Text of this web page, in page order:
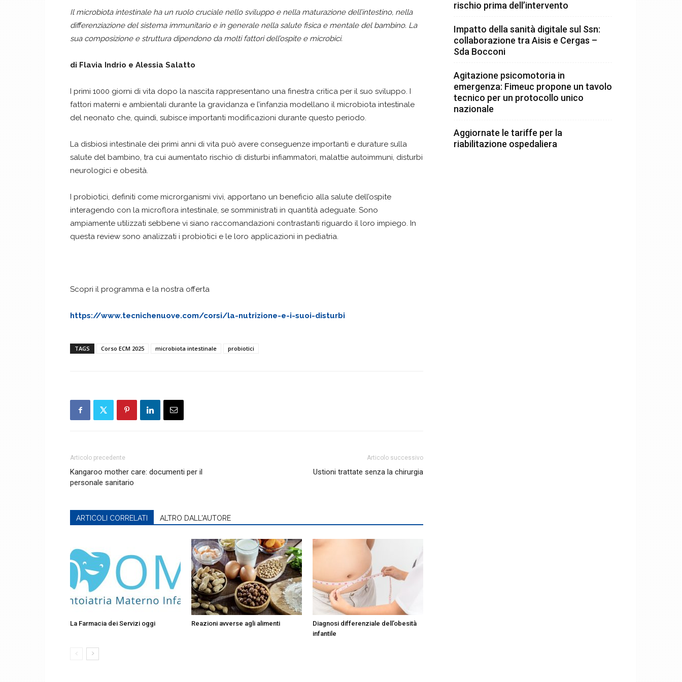
Il microbiota intestinale ha un ruolo cruciale nello sviluppo e nella maturazione dell’intestino, nella
differenziazione del sistema immunitario e in generale nella salute fisica e mentale del bambino. La
sua composizione e struttura dipendono da molti fattori dell’ospite e microbici.
di Flavia Indrio e Alessia Salatto
I primi 1000 giorni di vita dopo la nascita rappresentano una finestra critica per il suo sviluppo. I ​​
fattori materni e ambientali durante la gravidanza e l’infanzia modellano il microbiota intestinale
del neonato che, quindi, subisce importanti modificazioni durante questo periodo.
La disbiosi intestinale dei primi anni di vita può avere conseguenze importanti e durature sulla
salute del bambino, tra cui aumentato rischio di disturbi infiammatori, malattie autoimmuni, disturbi
neurologici e obesità.
I probiotici, definiti come microrganismi vivi, apportano un beneficio alla salute dell’ospite
interagendo con la microflora intestinale, se somministrati in quantità adeguate. Sono
ampiamente utilizzati sebbene vi siano raccomandazioni contrastanti riguardo il loro impiego. In
questa review sono analizzati i probiotici e le loro applicazioni in pediatria.
Scopri il programma e la nostra offerta
https://www.tecnichenuove.com/corsi/la-nutrizione-e-i-suoi-disturbi
TAGS Corso ECM 2025 microbiota intestinale probiotici
Articolo precedente
Kangaroo mother care: documenti per il
personale sanitario
Articolo successivo
Ustioni trattate senza la chirurgia
ARTICOLI CORRELATI ALTRO DALL'AUTORE
La Farmacia dei Servizi oggi Reazioni avverse agli alimenti
Diagnosi differenziale dell’obesità
infantile
rischio prima dell’intervento
Impatto della sanità digitale sul Ssn:
collaborazione tra Aisis e Cergas –
Sda Bocconi
Agitazione psicomotoria in
emergenza: Fimeuc propone un tavolo
tecnico per un protocollo unico
nazionale
Aggiornate le tariffe per la
riabilitazione ospedaliera